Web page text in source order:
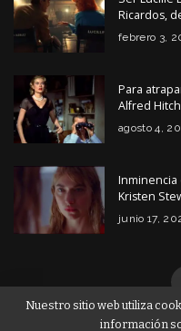
Ricardos,
febrero 3,
Para
Alfred
agosto 4,
Inminencia
Kristen
junio 17,
Nuestro sitio web utiliza
información